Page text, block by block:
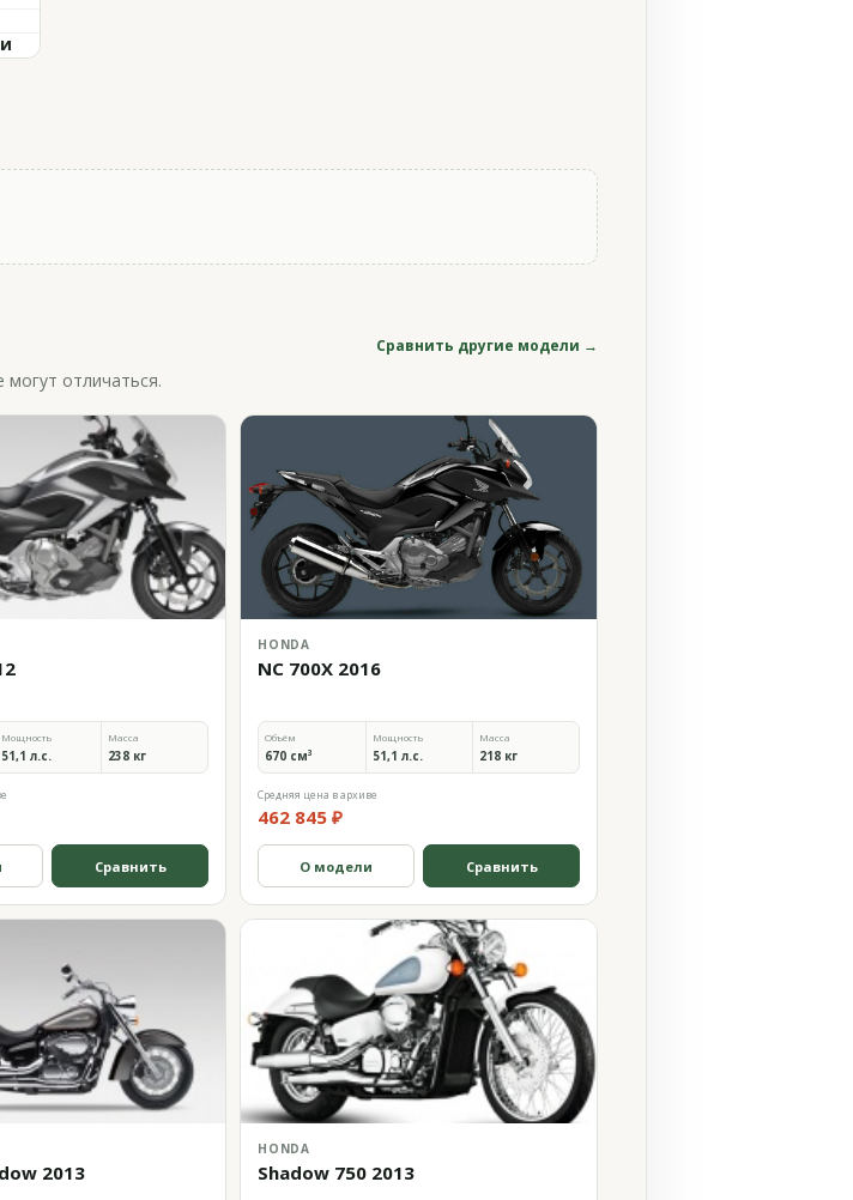
Сравнить другие модели →
отличаться.
Мощность
51,1 л.с.
Масса
238 кг
Сравнить
HONDA
NC 700X 2016
Объём
670 см³
Мощность
51,1 л.с.
Масса
218 кг
Средняя цена в архиве
462 845 ₽
О модели Сравнить
2013
HONDA
Shadow 750 2013